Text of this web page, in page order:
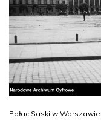
Pałac Saski w